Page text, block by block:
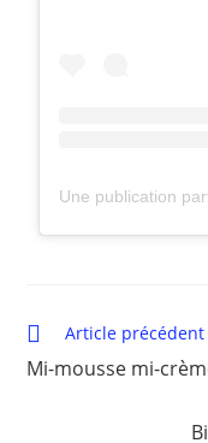
Article précédent
Mi-mousse mi-